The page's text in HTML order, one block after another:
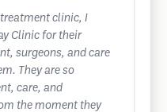
clinic, I
Clinic for their
surgeons, and care
They are so
care, and
the moment they